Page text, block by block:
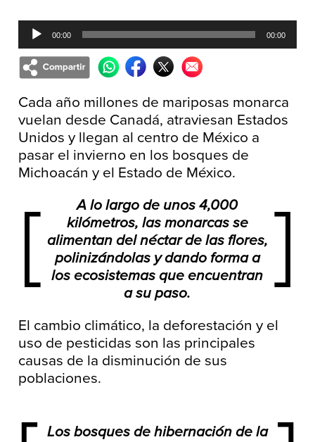
Reproductor
audio
00:00 00:00
Cada año millones de mariposas monarca
vuelan desde Canadá, atraviesan Estados
Unidos y llegan al centro de México a
pasar el invierno en los bosques de
Michoacán y el Estado de México.
A lo largo de unos 4,000
kilómetros, las monarcas se
alimentan del néctar de las flores,
polinizándolas y dando forma a
los ecosistemas que encuentran
a su paso.
El cambio climático, la deforestación y el
uso de pesticidas son las principales
causas de la disminución de sus
poblaciones.
Los bosques de hibernación de la